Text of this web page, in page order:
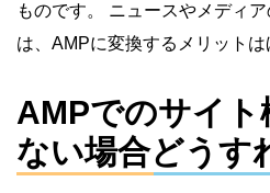
ものです。 ニュースやメディ
は、AMPに変換するメリットは
AMPでのサイト
ない場合どうす